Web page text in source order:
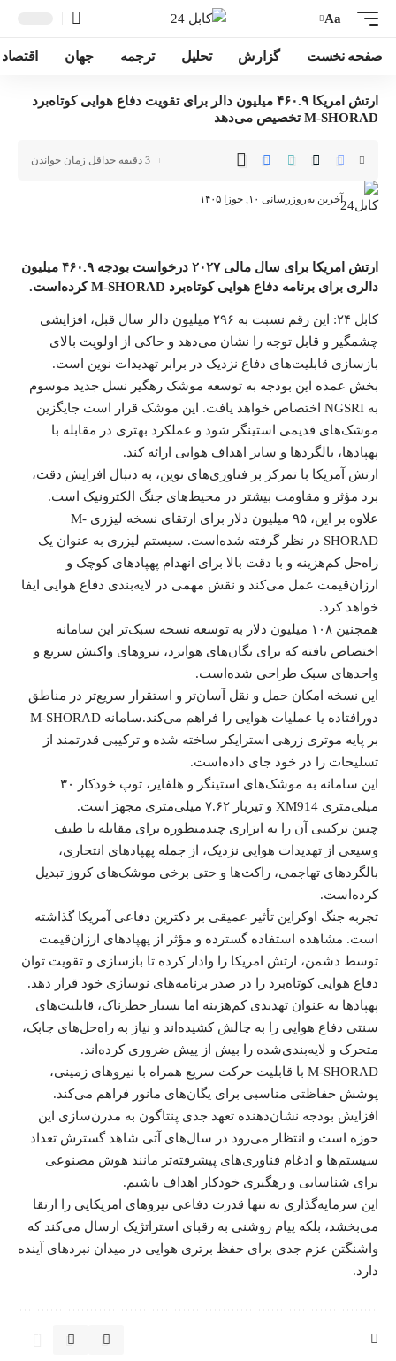
Aa
صفحه نخست گزارش تحلیل ترجمه جهان اقتصاد
ارتش امریکا ۴۶۰.۹ میلیون دالر برای تقویت دفاع هوایی کوتاه‌برد
M-SHORAD تخصیص می‌دهد
آخرین به‌روزرسانی ۱۰, جوزا ۱۴۰۵
3 دقیقه حداقل زمان خواندن
ارتش امریکا برای سال مالی ۲۰۲۷ درخواست بودجه ۴۶۰.۹ میلیون
دالری برای برنامه دفاع هوایی کوتاه‌برد M-SHORAD کرده‌است.
کابل ۲۴
: این رقم نسبت به ۲۹۶ میلیون دالر سال قبل، افزایشی
چشمگیر و قابل توجه را نشان می‌دهد و حاکی از اولویت بالای
بازسازی قابلیت‌های دفاع نزدیک در برابر تهدیدات نوین است.
بخش عمده این بودجه به توسعه موشک رهگیر نسل جدید موسوم
به NGSRI اختصاص خواهد یافت. این موشک قرار است جایگزین
موشک‌های قدیمی استینگر شود و عملکرد بهتری در مقابله با
پهپادها، بالگردها و سایر اهداف هوایی ارائه کند.
ارتش آمریکا با تمرکز بر فناوری‌های نوین، به دنبال افزایش دقت،
برد مؤثر و مقاومت بیشتر در محیط‌های جنگ الکترونیک است.
علاوه بر این، ۹۵ میلیون دلار برای ارتقای نسخه لیزری M-
SHORAD در نظر گرفته شده‌است. سیستم لیزری به عنوان یک
راه‌حل کم‌هزینه و با دقت بالا برای انهدام پهپادهای کوچک و
ارزان‌قیمت عمل می‌کند و نقش مهمی در لایه‌بندی دفاع هوایی ایفا
خواهد کرد.
همچنین ۱۰۸ میلیون دلار به توسعه نسخه سبک‌تر این سامانه
اختصاص یافته که برای یگان‌های هوابرد، نیروهای واکنش سریع و
واحدهای سبک طراحی شده‌است.
این نسخه امکان حمل و نقل آسان‌تر و استقرار سریع‌تر در مناطق
دورافتاده یا عملیات هوایی را فراهم می‌کند.سامانه M-SHORAD
بر پایه موتری زرهی استرایکر ساخته شده و ترکیبی قدرتمند از
تسلیحات را در خود جای داده‌است.
این سامانه به موشک‌های استینگر و هلفایر، توپ خودکار ۳۰
میلی‌متری XM914 و تیربار ۷.۶۲ میلی‌متری مجهز است.
چنین ترکیبی آن را به ابزاری چندمنظوره برای مقابله با طیف
وسیعی از تهدیدات هوایی نزدیک، از جمله پهپادهای انتحاری،
بالگردهای تهاجمی، راکت‌ها و حتی برخی موشک‌های کروز تبدیل
کرده‌است.
تجربه جنگ اوکراین تأثیر عمیقی بر دکترین دفاعی آمریکا گذاشته
است. مشاهده استفاده گسترده و مؤثر از پهپادهای ارزان‌قیمت
توسط دشمن، ارتش امریکا را وادار کرده تا بازسازی و تقویت توان
دفاع هوایی کوتاه‌برد را در صدر برنامه‌های نوسازی خود قرار دهد.
پهپادها به عنوان تهدیدی کم‌هزینه اما بسیار خطرناک، قابلیت‌های
سنتی دفاع هوایی را به چالش کشیده‌اند و نیاز به راه‌حل‌های چابک،
متحرک و لایه‌بندی‌شده را بیش از پیش ضروری کرده‌اند.
M-SHORAD با قابلیت حرکت سریع همراه با نیروهای زمینی،
پوشش حفاظتی مناسبی برای یگان‌های مانور فراهم می‌کند.
افزایش بودجه نشان‌دهنده تعهد جدی پنتاگون به مدرن‌سازی این
حوزه است و انتظار می‌رود در سال‌های آتی شاهد گسترش تعداد
سیستم‌ها و ادغام فناوری‌های پیشرفته‌تر مانند هوش مصنوعی
برای شناسایی و رهگیری خودکار اهداف باشیم.
این سرمایه‌گذاری نه تنها قدرت دفاعی نیروهای امریکایی را ارتقا
می‌بخشد، بلکه پیام روشنی به رقبای استراتژیک ارسال می‌کند که
واشنگتن عزم جدی برای حفظ برتری هوایی در میدان نبردهای آینده
دارد.